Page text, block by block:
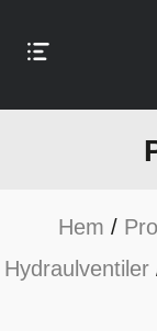
Hem /
Hydraulventiler